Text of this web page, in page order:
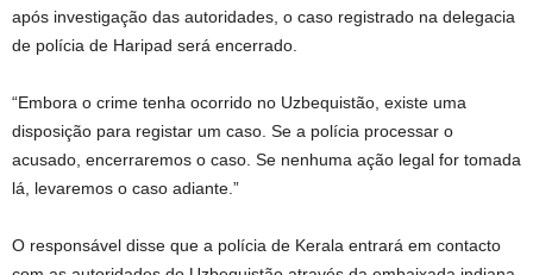
após investigação das autoridades, o caso registrado na delegacia
de polícia de Haripad será encerrado.
“Embora o crime tenha ocorrido no Uzbequistão, existe uma
disposição para registar um caso. Se a polícia processar o
acusado, encerraremos o caso. Se nenhuma ação legal for tomada
lá, levaremos o caso adiante.”
O responsável disse que a polícia de Kerala entrará em contacto